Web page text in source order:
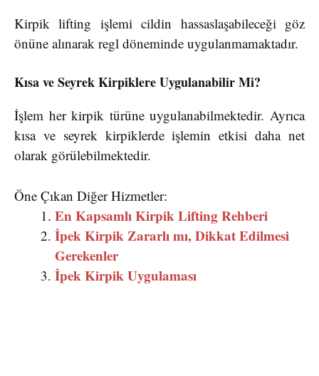
Kirpik lifting işlemi cildin hassaslaşabileceği göz
önüne alınarak regl döneminde uygulanmamaktadır.
Kısa ve Seyrek Kirpiklere Uygulanabilir Mi?
İşlem her kirpik türüne uygulanabilmektedir. Ayrıca
kısa ve seyrek kirpiklerde işlemin etkisi daha net
olarak görülebilmektedir.
Öne Çıkan Diğer Hizmetler:
En Kapsamlı Kirpik Lifting Rehberi
İpek Kirpik Zararlı mı, Dikkat Edilmesi
Gerekenler
İpek Kirpik Uygulaması